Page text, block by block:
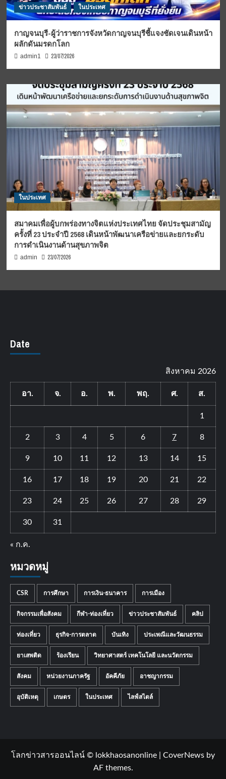
ข่าวประชาสัมพันธ์ ในประเทศ
กาญจนบุรี-ผู้ว่าราชการจังหวัดกาญจนบุรีชี้แจงชัดเจนเดินหน้า
ผลักดันมรดกโลก
admin1 23/07/2026
ในประเทศ
สมาคมเพื่อผู้บกพร่องทางจิตแห่งประเทศไทย จัดประชุมสามัญ
ครั้งที่ 23 ประจำปี 2568 เดินหน้าพัฒนาเครือข่ายและยกระดับ
การดำเนินงานด้านสุขภาพจิต
admin 23/07/2026
Date
สิงหาคม 2026
อา. จ. อ. พ. พฤ. ศ. ส.
1
2 3 4 5 6 7 8
9 10 11 12 13 14 15
16 17 18 19 20 21 22
23 24 25 26 27 28 29
30 31
« ก.ค.
หมวดหมู่
CSR การศึกษา การเงิน-ธนาคาร การเมือง
กิจกรรมเพื่อสังคม กีฬา-ท่องเที่ยว ข่าวประชาสัมพันธ์ คลิป
ท่องเที่ยว ธุรกิจ-การตลาด บันเทิง ประเพณีและวัฒนธรรม
ยาเสพติด ร้องเรียน วิทยาศาสตร์ เทคโนโลยี และนวัตกรรม
สังคม หน่วยงานภาครัฐ อัคคีภัย อาชญากรรม
อุบัติเหตุ เกษตร ในประเทศ ไลฟ์สไตล์
โลกข่าวสารออนไลน์ © lokkhaosanonline CoverNews by
AF themes.